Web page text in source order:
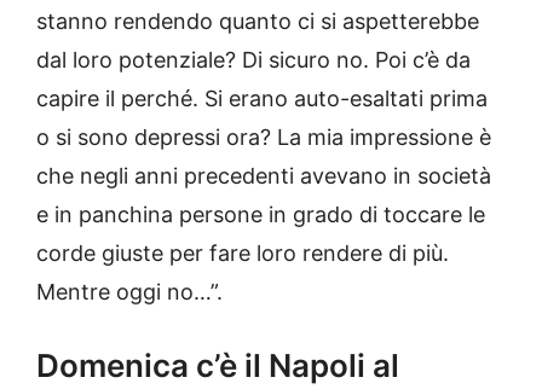
stanno rendendo quanto ci si aspetterebbe
dal loro potenziale? Di sicuro no. Poi c’è da
capire il perché. Si erano auto-esaltati prima
o si sono depressi ora? La mia impressione è
che negli anni precedenti avevano in società
e in panchina persone in grado di toccare le
corde giuste per fare loro rendere di più.
Mentre oggi no…”.
Domenica c’è il Napoli al